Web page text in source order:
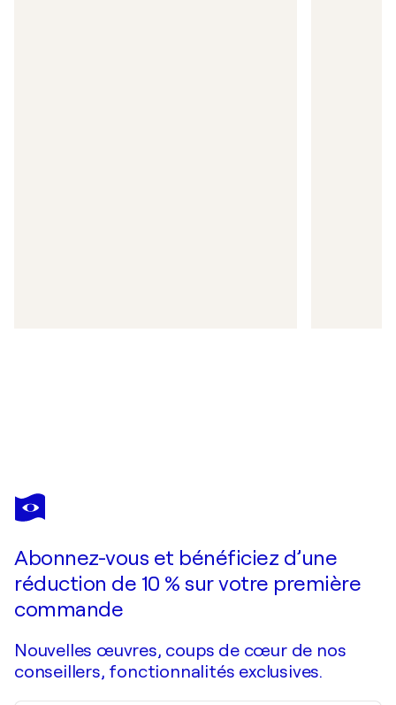
Abonnez-vous et bénéficiez d’une
réduction de 10 % sur votre première
commande
Nouvelles œuvres, coups de cœur de nos
conseillers, fonctionnalités exclusives.